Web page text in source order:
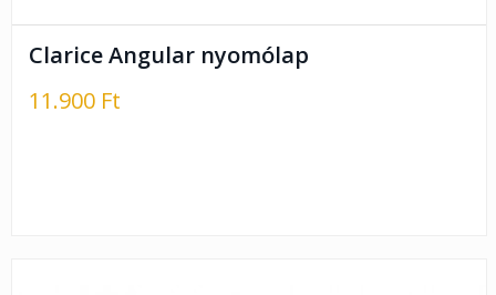
Clarice Angular nyomólap
11.900 Ft